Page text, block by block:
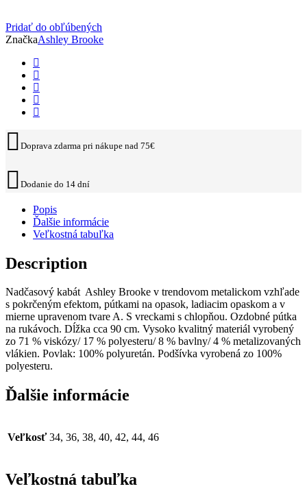
Pridať do obľúbených
ZnačkaAshley Brooke
Doprava zdarma pri nákupe nad 75€
Dodanie do 14 dní
Popis
Ďalšie informácie
Veľkostná tabuľka
Description
Nadčasový kabát Ashley Brooke v trendovom metalickom vzhľade
s pokrčeným efektom, pútkami na opasok, ladiacim opaskom a v
mierne upravenom tvare A. S vreckami s chlopňou. Ozdobné pútka
na rukávoch. Dĺžka cca 90 cm. Vysoko kvalitný materiál vyrobený
zo 71 % viskózy/ 17 % polyesteru/ 8 % bavlny/ 4 % metalizovaných
vlákien. Povlak: 100% polyuretán. Podšívka vyrobená zo 100%
polyesteru.
Ďalšie informácie
Veľkosť 34, 36, 38, 40, 42, 44, 46
Veľkostná tabuľka